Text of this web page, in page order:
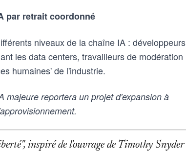
par retrait coordonné
niveaux de la chaîne IA : développeurs
les data centers, travailleurs de modération
humaines' de l'industrie.
reportera un projet d'expansion à
inspiré de l'ouvrage de Timothy Snyder